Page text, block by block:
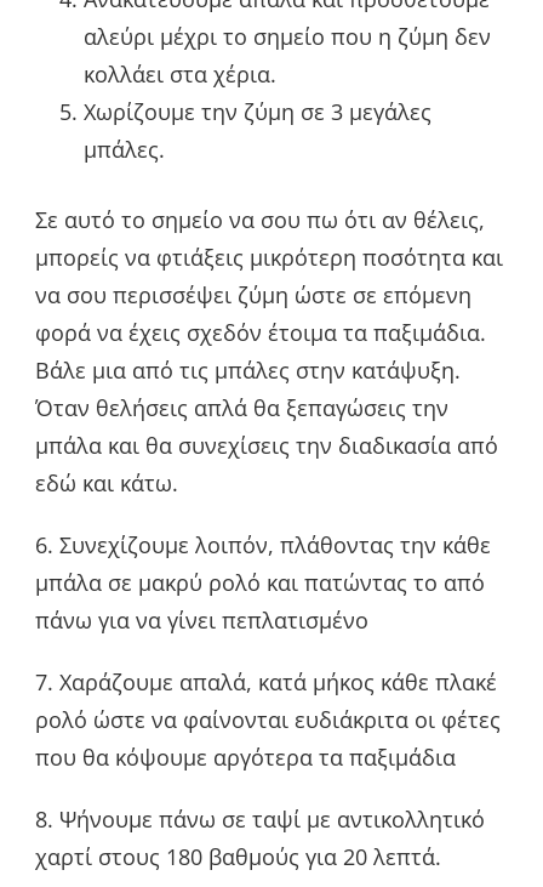
αλεύρι μέχρι το σημείο που η ζύμη δεν
κολλάει στα χέρια.
Χωρίζουμε την ζύμη σε 3 μεγάλες
μπάλες.
Σε αυτό το σημείο να σου πω ότι αν θέλεις,
μπορείς να φτιάξεις μικρότερη ποσότητα και
να σου περισσέψει ζύμη ώστε σε επόμενη
φορά να έχεις σχεδόν έτοιμα τα παξιμάδια.
Βάλε μια από τις μπάλες στην κατάψυξη.
Όταν θελήσεις απλά θα ξεπαγώσεις την
μπάλα και θα συνεχίσεις την διαδικασία από
εδώ και κάτω.
6. Συνεχίζουμε λοιπόν, πλάθοντας την κάθε
μπάλα σε μακρύ ρολό και πατώντας το από
πάνω για να γίνει πεπλατισμένο
7. Χαράζουμε απαλά, κατά μήκος κάθε πλακέ
ρολό ώστε να φαίνονται ευδιάκριτα οι φέτες
που θα κόψουμε αργότερα τα παξιμάδια
8. Ψήνουμε πάνω σε ταψί με αντικολλητικό
χαρτί στους 180 βαθμούς για 20 λεπτά.